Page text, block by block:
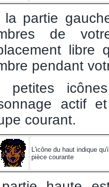
la partie
de
libre
pendant
petites
actif
courant.
L'icône du haut indique
pièce courante